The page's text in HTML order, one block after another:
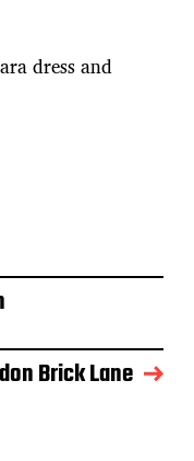
dress and
Brick Lane